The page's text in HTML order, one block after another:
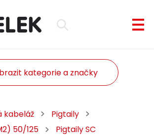
kategorie a značky
kabeláž
Pigtaily
50/125
Pigtaily SC